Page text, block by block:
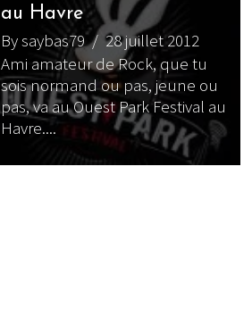
au Havre
By saybas79/ 28 juillet 2012
Ami amateur de Rock, que tu
sois normand ou pas, jeune ou
pas, va au Ouest Park Festival au
Havre....